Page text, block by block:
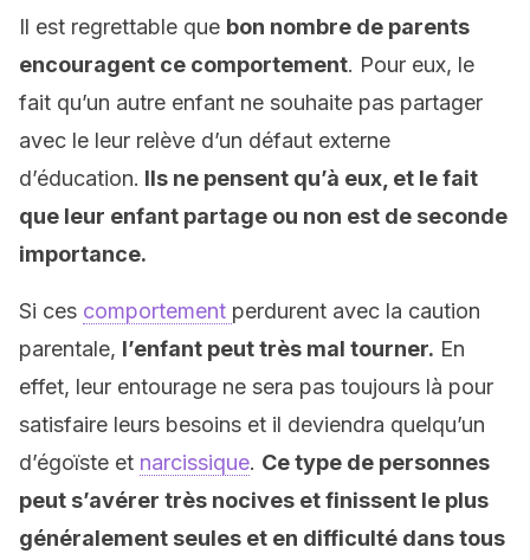
Il est regrettable que bon nombre de parents
encouragent ce comportement. Pour eux, le
fait qu’un autre enfant ne souhaite pas partager
avec le leur relève d’un défaut externe
d’éducation. Ils ne pensent qu’à eux, et le fait
que leur enfant partage ou non est de seconde
importance.
Si ces comportement perdurent avec la caution
parentale, l’enfant peut très mal tourner. En
effet, leur entourage ne sera pas toujours là pour
satisfaire leurs besoins et il deviendra quelqu’un
d’égoïste et narcissique. Ce type de personnes
peut s’avérer très nocives et finissent le plus
généralement seules et en difficulté dans tous